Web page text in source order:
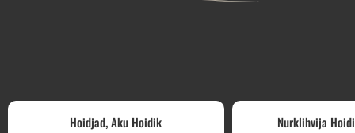
Hoidjad,Aku Hoidik Nurklihvija